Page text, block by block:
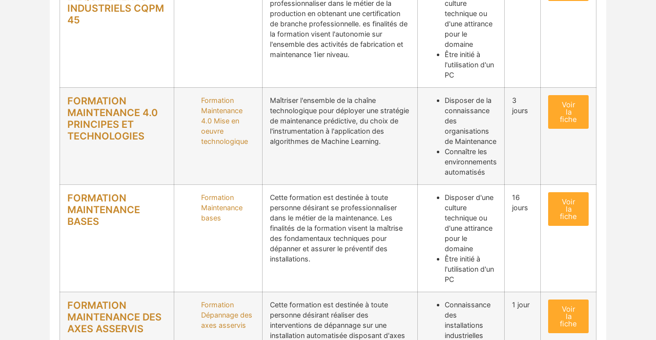
INDUSTRIELS CQPM
45
professionnaliser dans le métier de la
production en obtenant une certification
de branche professionnelle. es finalités de
la formation visent l'autonomie sur
l'ensemble des activités de fabrication et
maintenance 1ier niveau.
culture
technique ou
d'une attirance
pour le
domaine
Être initié à
l'utilisation d'un
PC
FORMATION
MAINTENANCE 4.0
PRINCIPES ET
TECHNOLOGIES
Formation
Maintenance
4.0 Mise en
oeuvre
technologique
Maîtriser l'ensemble de la chaîne
technologique pour déployer une stratégie
de maintenance prédictive, du choix de
l'instrumentation à l'application des
algorithmes de Machine Learning.
Disposer de la
connaissance
des
organisations
de Maintenance
Connaître les
environnements
automatisés
3
jours
Voir
la
fiche
FORMATION
MAINTENANCE
BASES
Formation
Maintenance
bases
Cette formation est destinée à toute
personne désirant se professionnaliser
dans le métier de la maintenance. Les
finalités de la formation visent la maîtrise
des fondamentaux techniques pour
dépanner et assurer le préventif des
installations.
Disposer d'une
culture
technique ou
d'une attirance
pour le
domaine
Être initié à
l'utilisation d'un
PC
16
jours
Voir
la
fiche
FORMATION
MAINTENANCE DES
AXES ASSERVIS
Formation
Dépannage des
axes asservis
Cette formation est destinée à toute
personne désirant réaliser des
interventions de dépannage sur une
installation automatisée disposant d'axes
Connaissance
des
installations
industrielles
1 jour Voir
la
fiche